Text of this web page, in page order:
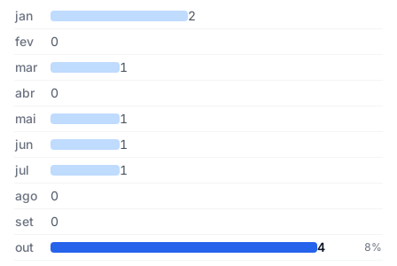
Cupons de Prata e Arte publicados por mês, somando os últimos
Mês Cupons publicadosDesconto médio
jan
2
fev
0
mar
1
abr
0
mai
1
jun
1
jul
1
ago
0
set
0
out
4 8%